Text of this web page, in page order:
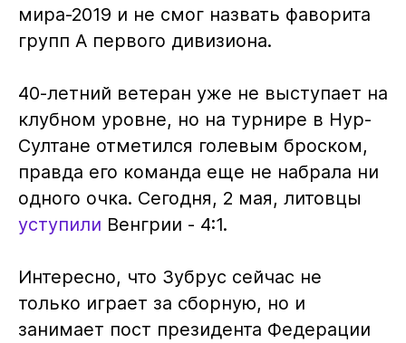
мира-2019 и не смог назвать фаворита
групп А первого дивизиона.
40-летний ветеран уже не выступает на
клубном уровне, но на турнире в Нур-
Султане отметился голевым броском,
правда его команда еще не набрала ни
одного очка. Сегодня, 2 мая, литовцы
уступили Венгрии - 4:1.
Интересно, что Зубрус сейчас не
только играет за сборную, но и
занимает пост президента Федерации